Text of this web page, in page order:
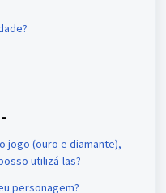
jogo (ouro e diamante),
utilizá-las?
personagem?